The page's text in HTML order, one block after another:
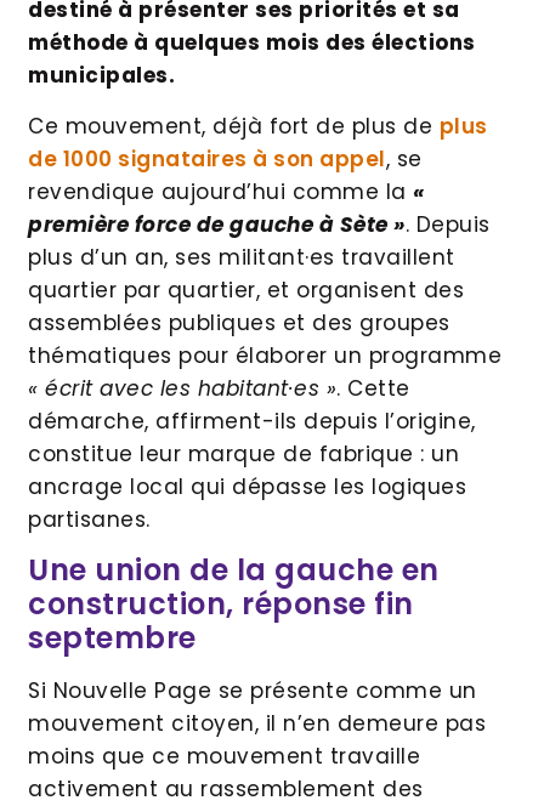
destiné à présenter ses priorités et sa
méthode à quelques mois des élections
municipales.
Ce mouvement, déjà fort de plus de plus
de 1000 signataires à son appel, se
revendique aujourd’hui comme la «
première force de gauche à Sète ». Depuis
plus d’un an, ses militant·es travaillent
quartier par quartier, et organisent des
assemblées publiques et des groupes
thématiques pour élaborer un programme
« écrit avec les habitant·es ». Cette
démarche, affirment-ils depuis l’origine,
constitue leur marque de fabrique : un
ancrage local qui dépasse les logiques
partisanes.
Une union de la gauche en
construction, réponse fin
septembre
Si Nouvelle Page se présente comme un
mouvement citoyen, il n’en demeure pas
moins que ce mouvement travaille
activement au rassemblement des